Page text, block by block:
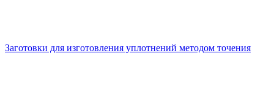
Заготовки для изготовления уплотнений методом точения